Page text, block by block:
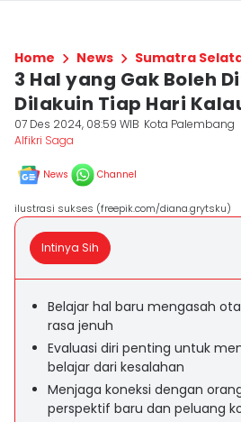
Home News Sumatra
3 Hal yang Gak Boleh
Dilakuin Tiap Hari
07 Des 2024, 08:59 WIB Kota Palembang
Alfikri Saga
News Channel
ilustrasi sukses (freepik.com/diana.grytsku)
Intinya Sih
Belajar hal baru mengasah
rasa jenuh
Evaluasi diri penting untuk
belajar dari kesalahan
Menjaga koneksi dengan
perspektif baru dan peluang